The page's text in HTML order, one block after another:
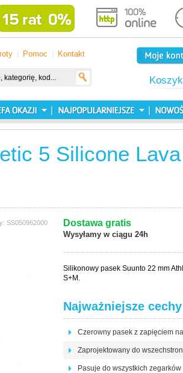
Pomoc Kontakt
Koszyk
5 Silicone
Dostawa gratis
Wysyłamy w ciągu 24h
Silikonowy pasek Suunto 22 mm
S+M.
Najważniejsze cechy
Czerowny pasek z zapięciem
Zaprojektowany do
Pasuje do wszystkich
SS050962000